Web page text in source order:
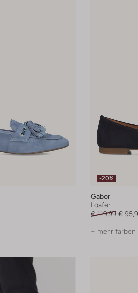
-20%
Gabor
Loafer
€ 119,99 €
+ mehr farben